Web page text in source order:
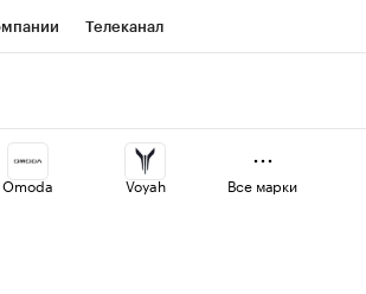
Телеканал
Проверка контрагентов
Omoda Voyah Все марки